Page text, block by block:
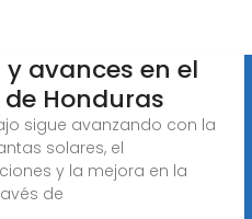
avances en el
Honduras
sigue avanzando con la
solares, el
y la mejora en la
de